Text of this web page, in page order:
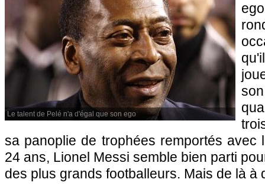
Le talent de Pelé n'a d'égal que son ego
sa panoplie de trophées remportés avec
24 ans, Lionel Messi semble bien parti
des plus grands footballeurs. Mais de là